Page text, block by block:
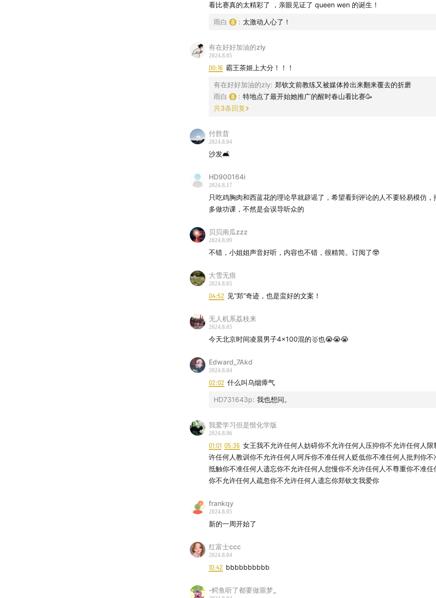
一句话新闻
美国新闻网站 AXIOS 以鼎泰丰的小笼包为基准，发布了一項「小笼包指
用不同国家的货币能买到多少只鼎泰丰小笼包来衡量各个国家货币的购
主播：🌧️雨白 🐑一知羊
后期：郑钦文就是我女神沉迷奥运的🌧️
邮箱：liyub@163.com（欢迎有眼光的品牌负责人联系我们，洽谈商务
看比赛真的太精彩了 ，亲眼见证了 queen wen 的诞生！
雨白 : 太激动人心了！
有在好好加油的zly
2024.8.05
00:16 霸王茶姬上大分！！！
有在好好加油的zly: 郑钦文前教练又被媒体拎出来翻来覆去的折磨
雨白
: 特地点了最开始她推广的醒时春山看比赛🥳
共3条回复
付胜昔
2024.8.04
沙发🛋️
HD900164i
2024.8.17
只吃鸡胸肉和西蓝花的理论早就辟谣了，希望看到评论的人不要轻易模仿，
多做功课，不然是会误导听众的
贝贝南瓜zzz
2024.8.09
不错，小姐姐声音好听，内容也不错，很精简。订阅了🤓
大雪无痕
2024.8.05
04:52 见“郑“奇迹，也是蛮好的文案！
无人机系荔枝来
2024.8.05
今天北京时间凌晨男子4x100混的🥇也😭😭😭
Edward_7Akd
2024.8.04
02:02 什么叫乌烟瘴气
HD731643p: 我也想问。
我爱学习但是恨化学版
2024.8.06
01:01 05:36
许任何人教训你不允许任何人呵斥你不准任何人贬低你不准任何人批判你不
抵触你不准任何人遗忘你不允许任何人怠慢你不允许任何人不尊重你不准任
你不允许任何人疏忽你不允许任何人遗忘你郑钦文我爱你
frankqy
2024.8.05
新的一周开始了
红富士ccc
2024.8.04
10:42 bbbbbbbbbb
-鳄鱼听了都要做噩梦_